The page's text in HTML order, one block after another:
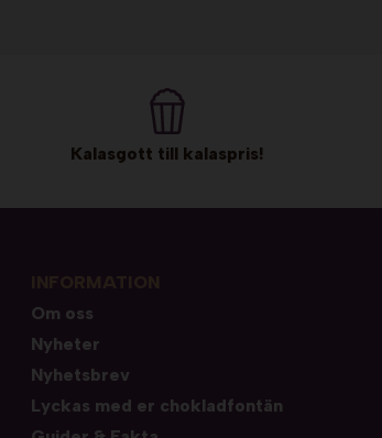
Kalasgott till kalaspris!
Om oss
Nyheter
Nyhetsbrev
Lyckas med er chokladfontän